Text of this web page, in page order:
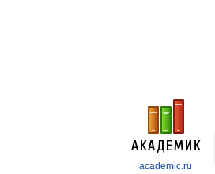
academic.ru